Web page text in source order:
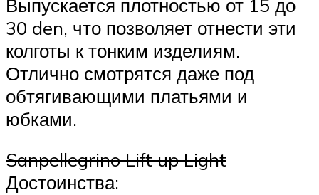
Выпускается плотностью от 15 до
30 den, что позволяет отнести эти
колготы к тонким изделиям.
Отлично смотрятся даже под
обтягивающими платьями и
юбками.
Sanpellegrino Lift up Light
Достоинства: